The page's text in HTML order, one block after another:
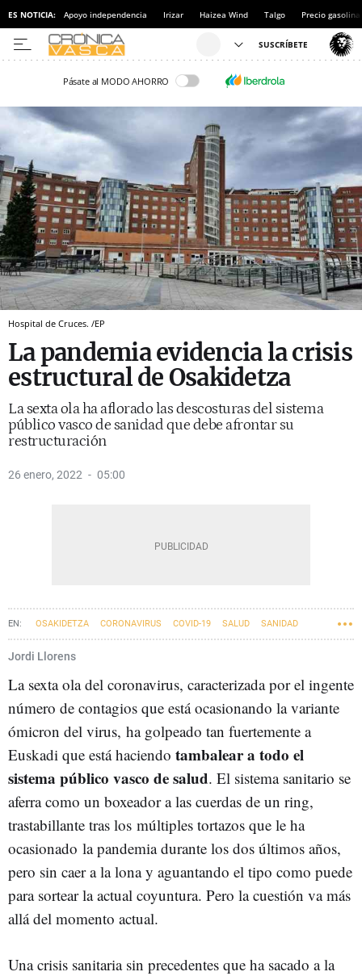
ES NOTICIA: Apoyo independencia Irizar Haizea Wind Talgo Precio gasolina
Pásate al MODO AHORRO
Hospital de Cruces. /EP
La pandemia evidencia la crisis
estructural de Osakidetza
La sexta ola ha aflorado las descosturas del sistema
público vasco de sanidad que debe afrontar su
restructuración
26 enero, 2022 05:00
OSAKIDETZA CORONAVIRUS COVID-19 SALUD SANIDAD
Jordi Llorens
La sexta ola del coronavirus, caracterizada por el ingente
número de contagios que está ocasionando la variante
ómicron del virus, ha golpeado tan fuertemente a
Euskadi que está haciendo tambalear a todo el
sistema público vasco de salud. El sistema sanitario se
aferra como un boxeador a las cuerdas de un ring,
trastabillante tras los múltiples tortazos que le ha
ocasionado la pandemia durante los dos últimos años,
pero sin caer a la lona y aguantando el tipo como puede
para sortear la actual coyuntura. Pero la cuestión va más
allá del momento actual.
Una crisis sanitaria sin precedentes que ha sacado a la